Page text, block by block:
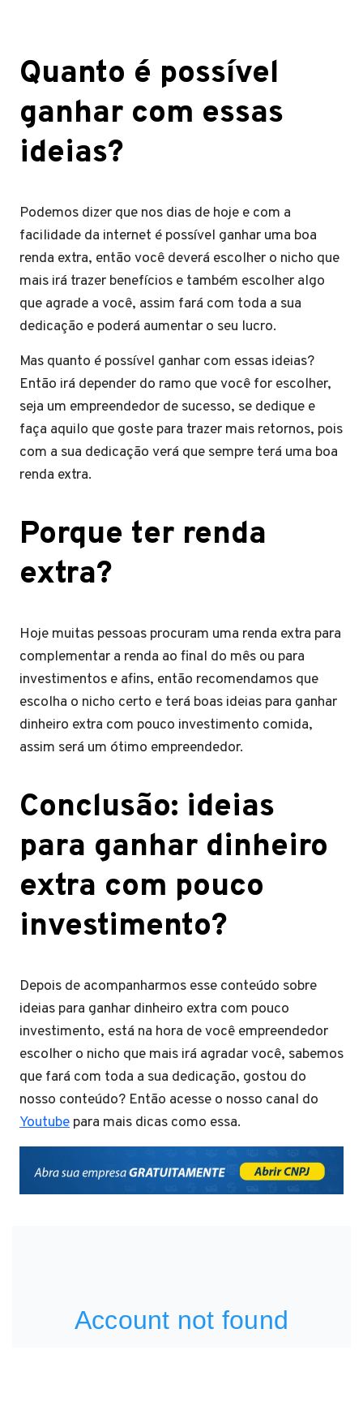
Quanto é possível
ganhar com essas
ideias?
Podemos dizer que nos dias de hoje e com a
facilidade da internet é possível ganhar uma boa
renda extra, então você deverá escolher o nicho que
mais irá trazer benefícios e também escolher algo
que agrade a você, assim fará com toda a sua
dedicação e poderá aumentar o seu lucro.
Mas quanto é possível ganhar com essas ideias?
Então irá depender do ramo que você for escolher,
seja um empreendedor de sucesso, se dedique e
faça aquilo que goste para trazer mais retornos, pois
com a sua dedicação verá que sempre terá uma boa
renda extra.
Porque ter renda
extra?
Hoje muitas pessoas procuram uma renda extra para
complementar a renda ao final do mês ou para
investimentos e afins, então recomendamos que
escolha o nicho certo e terá boas ideias para ganhar
dinheiro extra com pouco investimento comida,
assim será um ótimo empreendedor.
Conclusão: ideias
para ganhar dinheiro
extra com pouco
investimento?
Depois de acompanharmos esse conteúdo sobre
ideias para ganhar dinheiro extra com pouco
investimento, está na hora de você empreendedor
escolher o nicho que mais irá agradar você, sabemos
que fará com toda a sua dedicação, gostou do
nosso conteúdo? Então acesse o nosso canal do
Youtube para mais dicas como essa.